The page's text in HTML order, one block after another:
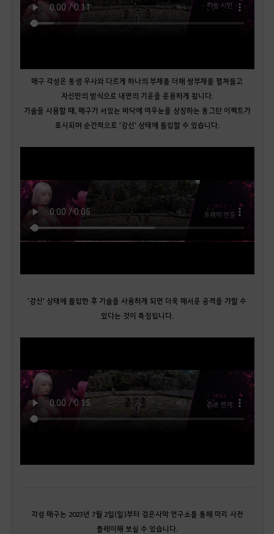
매구 각성은 동생 우사와 다르게 하나의 부채를 더해 쌍부채를 펼쳐들고
자신만의 방식으로 내면의 기운을 운용하게 됩니다.
기술을 사용할 때, 매구가 서있는 바닥에 여우눈을 상징하는 동그란 이펙트가
표시되며 순간적으로 '강신' 상태에 돌입할 수 있습니다.
'강신' 상태에 돌입한 후 기술을 사용하게 되면 더욱 매서운 공격을 가할 수
있다는 것이 특징입니다.
각성 매구는 2023년 7월 2일(일)부터 검은사막 연구소를 통해 미리 사전
플레이해 보실 수 있습니다.